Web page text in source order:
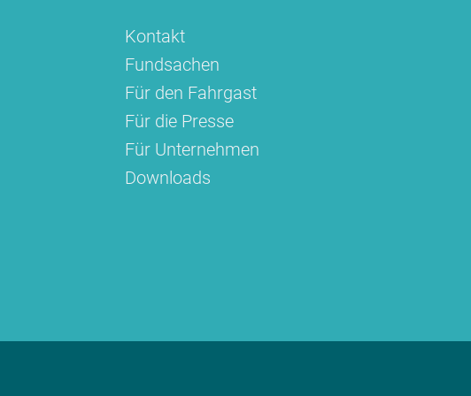
Kontakt
Fundsachen
Für den Fahrgast
Für die Presse
Für Unternehmen
Downloads